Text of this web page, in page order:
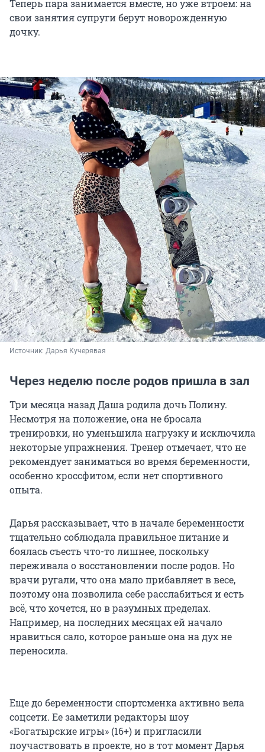
Теперь пара занимается вместе, но уже втроем: на
свои занятия супруги берут новорожденную
дочку.
Источник: Дарья Кучерявая
Через неделю после родов пришла в зал
Три месяца назад Даша родила дочь Полину.
Несмотря на положение, она не бросала
тренировки, но уменьшила нагрузку и исключила
некоторые упражнения. Тренер отмечает, что не
рекомендует заниматься во время беременности,
особенно кроссфитом, если нет спортивного
опыта.
Дарья рассказывает, что в начале беременности
тщательно соблюдала правильное питание и
боялась съесть что-то лишнее, поскольку
переживала о восстановлении после родов. Но
врачи ругали, что она мало прибавляет в весе,
поэтому она позволила себе расслабиться и есть
всё, что хочется, но в разумных пределах.
Например, на последних месяцах ей начало
нравиться сало, которое раньше она на дух не
переносила.
Еще до беременности спортсменка активно вела
соцсети. Ее заметили редакторы шоу
«Богатырские игры» (16+) и пригласили
поучаствовать в проекте, но в тот момент Дарья